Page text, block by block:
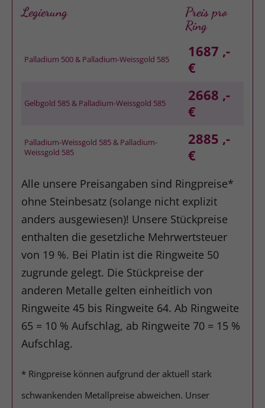
Legierung
Preis pro
Ring
Palladium 500 & Palladium-Weissgold 585
1687 ,-
€
Gelbgold 585 & Palladium-Weissgold 585
2668 ,-
€
Palladium-Weissgold 585 & Palladium-
Weissgold 585
2885 ,-
€
Alle unsere Preisangaben sind Ringpreise*
ohne Steinbesatz (solange nicht explizit
anders ausgewiesen)! Unsere Stückpreise
enthalten die gesetzliche Mehrwertsteuer
von 19 %. Bei Platin ist die Ringweite 50
zugrunde gelegt. Die Stückpreise der
anderen Metalle gelten einheitlich von
Ringweite 45 bis Ringweite 64. Ab Ringweite
65 = 10 % Aufschlag, ab Ringweite 70 = 15 %
Aufschlag.
* Ringpreise können aufgrund der aktuell stark
schwankenden Metallpreise abweichen. Unser